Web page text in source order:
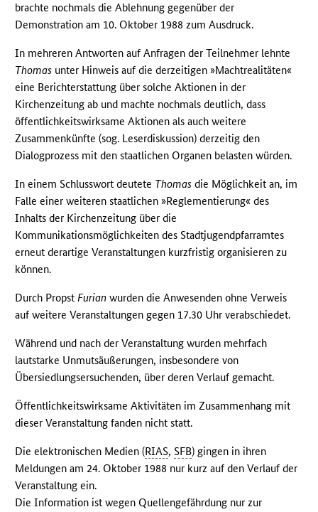
brachte nochmals die Ablehnung gegenüber der
Demonstration am 10. Oktober 1988 zum Ausdruck.
In mehreren Antworten auf Anfragen der Teilnehmer lehnte
Thomas unter Hinweis auf die derzeitigen »Machtrealitäten«
eine Berichterstattung über solche Aktionen in der
Kirchenzeitung ab und machte nochmals deutlich, dass
öffentlichkeitswirksame Aktionen als auch weitere
Zusammenkünfte (sog. Leserdiskussion) derzeitig den
Dialogprozess mit den staatlichen Organen belasten würden.
In einem Schlusswort deutete Thomas die Möglichkeit an, im
Falle einer weiteren staatlichen »Reglementierung« des
Inhalts der Kirchenzeitung über die
Kommunikationsmöglichkeiten des Stadtjugendpfarramtes
erneut derartige Veranstaltungen kurzfristig organisieren zu
können.
Durch PropstFurian wurden die Anwesenden ohne Verweis
auf weitere Veranstaltungen gegen 17.30 Uhr verabschiedet.
Während und nach der Veranstaltung wurden mehrfach
lautstarke Unmutsäußerungen, insbesondere von
Übersiedlungsersuchenden, über deren Verlauf gemacht.
Öffentlichkeitswirksame Aktivitäten im Zusammenhang mit
dieser Veranstaltung fanden nicht statt.
Die elektronischen Medien (RIAS,SFB) gingen in ihren
Meldungen am 24. Oktober 1988 nur kurz auf den Verlauf der
Veranstaltung ein.
Die Information ist wegen Quellengefährdung nur zur